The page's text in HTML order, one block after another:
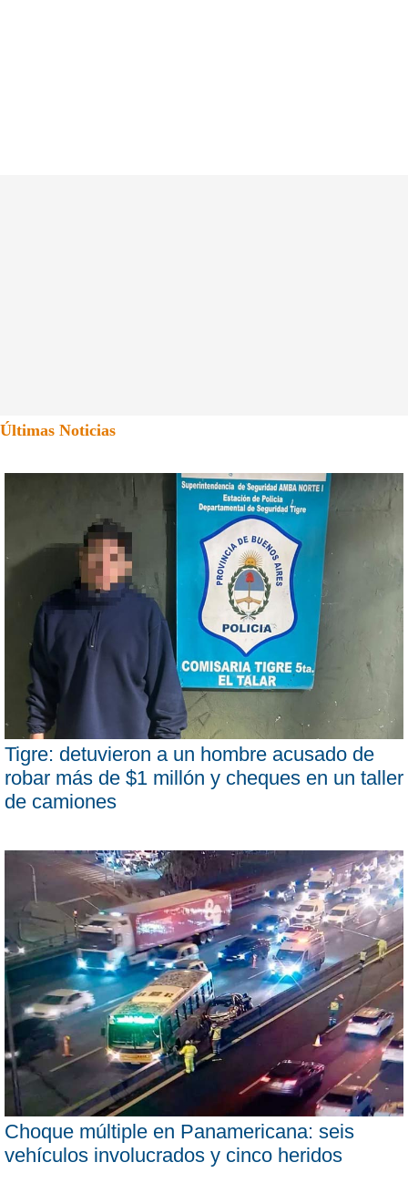
Últimas Noticias
Tigre: detuvieron a un hombre acusado de
robar más de $1 millón y cheques en un taller
de camiones
Choque múltiple en Panamericana: seis
vehículos involucrados y cinco heridos